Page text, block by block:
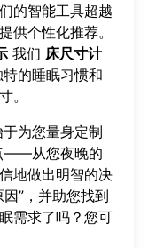
的智能工具超越
供个性化推荐。
我们 床尺寸计
的睡眠习惯和
。
为您量身定制
——从您夜晚的
地做出明智的决
”，并助您找到
需求了吗？您可